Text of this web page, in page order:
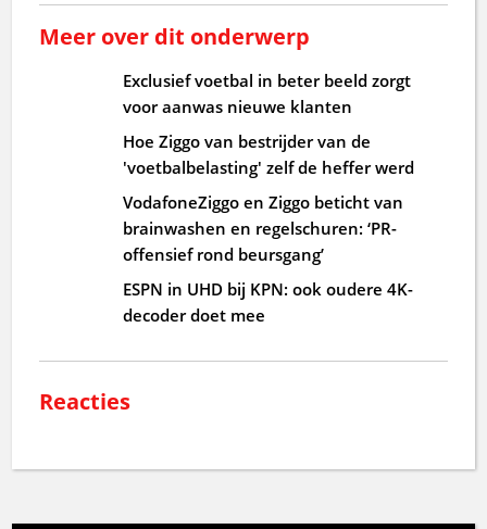
Meer over dit onderwerp
Exclusief voetbal in beter beeld zorgt
voor aanwas nieuwe klanten
Hoe Ziggo van bestrijder van de
'voetbalbelasting' zelf de heffer werd
VodafoneZiggo en Ziggo beticht van
brainwashen en regelschuren: ‘PR-
offensief rond beursgang’
ESPN in UHD bij KPN: ook oudere 4K-
decoder doet mee
Reacties